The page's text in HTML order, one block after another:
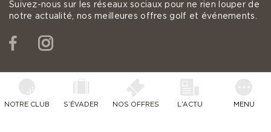
Suivez-nous sur les réseaux sociaux pour ne rien louper de
notre actualité, nos meilleures offres golf et événements.
Facebook
NOTRE CLUB S’ÉVADER NOS OFFRES L’ACTU MENU